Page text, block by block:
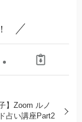
】Zoom ルノ
占い講座Part2